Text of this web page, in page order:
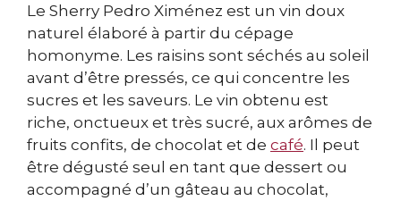
Le Sherry Pedro Ximénez est un vin doux
naturel élaboré à partir du cépage
homonyme. Les raisins sont séchés au soleil
avant d’être pressés, ce qui concentre les
sucres et les saveurs. Le vin obtenu est
riche, onctueux et très sucré, aux arômes de
fruits confits, de chocolat et de café. Il peut
être dégusté seul en tant que dessert ou
accompagné d’un gâteau au chocolat,